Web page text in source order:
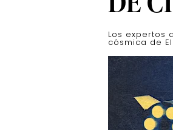
Los expertos
cósmica de